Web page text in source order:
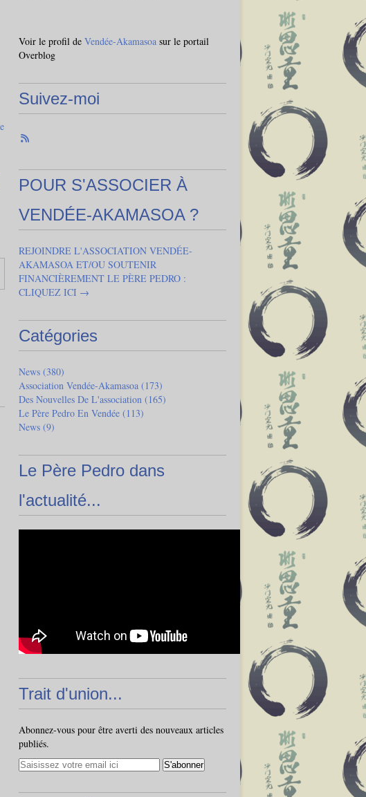
Voir le profil de Vendée-Akamasoa sur le portail
Overblog
Suivez-moi
POUR S'ASSOCIER À
VENDÉE-AKAMASOA ?
REJOINDRE L'ASSOCIATION VENDÉE-
AKAMASOA ET/OU SOUTENIR
FINANCIÈREMENT LE PÈRE PEDRO :
CLIQUEZ ICI →
Catégories
News (380)
Association Vendée-Akamasoa (173)
Des Nouvelles De L'association (165)
Le Père Pedro En Vendée (113)
News (9)
Le Père Pedro dans
l'actualité...
Trait d'union...
Abonnez-vous pour être averti des nouveaux articles
publiés.